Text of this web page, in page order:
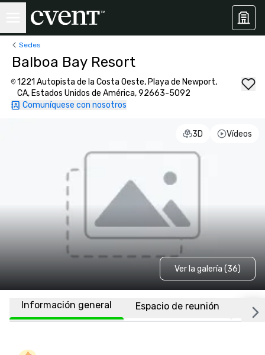
Sedes
Balboa Bay Resort
1221 Autopista de la Costa Oeste, Playa de Newport,
CA, Estados Unidos de América, 92663-5092
Comuníquese con nosotros
3D Vídeos
Ver la galería (36)
Información general Espacio de reunión